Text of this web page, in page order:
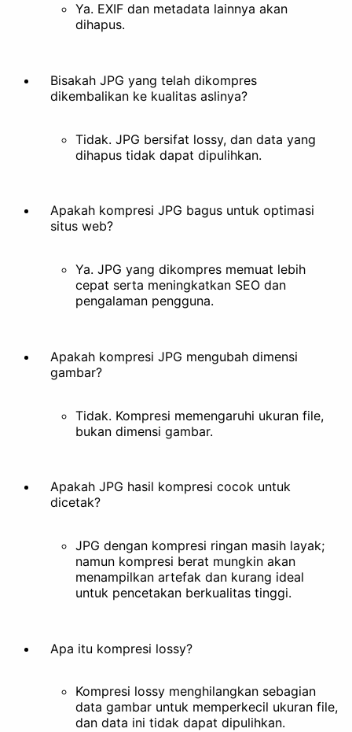
Filter Stilisasi
Hapus Latar Belakang
Ya. EXIF dan metadata lainnya akan
dihapus.
Bisakah JPG yang telah dikompres
dikembalikan ke kualitas aslinya?
Tidak. JPG bersifat lossy, dan data yang
dihapus tidak dapat dipulihkan.
Apakah kompresi JPG bagus untuk optimasi
situs web?
Ya. JPG yang dikompres memuat lebih
cepat serta meningkatkan SEO dan
pengalaman pengguna.
Apakah kompresi JPG mengubah dimensi
gambar?
Tidak. Kompresi memengaruhi ukuran file,
bukan dimensi gambar.
Apakah JPG hasil kompresi cocok untuk
dicetak?
JPG dengan kompresi ringan masih layak;
namun kompresi berat mungkin akan
menampilkan artefak dan kurang ideal
untuk pencetakan berkualitas tinggi.
Apa itu kompresi lossy?
Kompresi lossy menghilangkan sebagian
data gambar untuk memperkecil ukuran file,
dan data ini tidak dapat dipulihkan.